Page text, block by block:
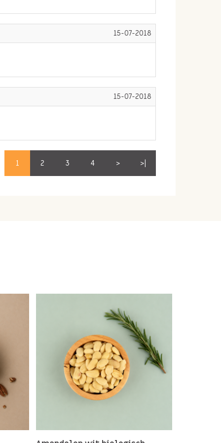
15-07-2018
15-07-2018
1 2 3 4 > >|